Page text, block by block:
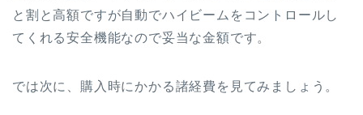
と割と高額ですが自動でハイビームをコントロールし
てくれる安全機能なので妥当な金額です。
では次に、購入時にかかる諸経費を見てみましょう。